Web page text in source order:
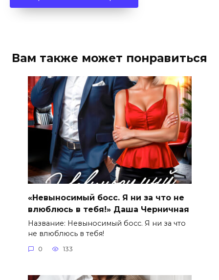
Вам также может понравиться
«Невыносимый босс. Я ни за что не
влюблюсь в тебя!» Даша Черничная
Название: Невыносимый босс. Я ни за что
не влюблюсь в тебя!
0 133